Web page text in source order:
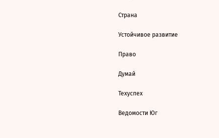
Страна
Устойчивое развитие
Право
Думай
Техуспех
Ведомости Юг